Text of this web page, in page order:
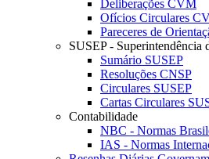
Deliberações CVM
Ofícios Circulares
Pareceres de
SUSEP - Superintendência
Sumário SUSEP
Resoluções CNSP
Circulares SUSEP
Cartas Circulares
Contabilidade
NBC - Normas
IAS - Normas